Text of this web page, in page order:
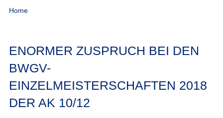
Home
ENORMER ZUSPRUCH BEI DEN
BWGV-
EINZELMEISTERSCHAFTEN 2018
DER AK 10/12